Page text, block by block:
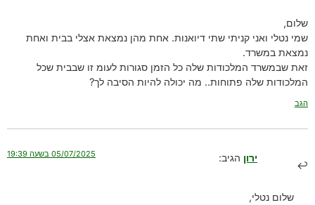
שלום,
שמי נטלי ואני קניתי שתי דיואנות. אחת מהן נמצאת אצלי בבית ואחת
נמצאת במשרד.
זאת שבמשרד המלכודות שלה כל הזמן סגורות לעומ זו שבבית שכל
המלכודות שלה פתוחות.. מה יכולה להיות הסיבה לך?
הגב
ירון הגיב: 05/07/2025 בשעה 19:39
שלום נטלי,